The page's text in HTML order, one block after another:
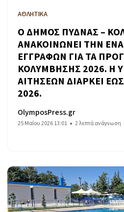
ΑΘΛΗΤΙΚΑ
Ο ΔΗΜΟΣ ΠΥΔΝΑΣ –
ΑΝΑΚΟΙΝΩΝΕΙ ΤΗΝ
ΕΓΓΡΑΦΩΝ ΓΙΑ ΤΑ
ΚΟΛΥΜΒΗΣΗΣ 2026. Η
ΑΙΤΗΣΕΩΝ ΔΙΑΡΚΕΙ
2026.
OlymposPress.gr
25 Μαΐου 2026 13:01 2 λεπτά ανάγνωση